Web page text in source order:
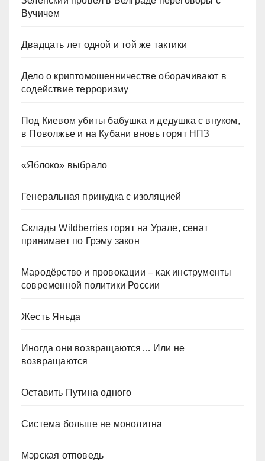
Вучичем
Двадцать лет одной и той же тактики
Дело о криптомошенничестве оборачивают в
содействие терроризму
Под Киевом убиты бабушка и дедушка с внуком,
в Поволжье и на Кубани вновь горят НПЗ
«Яблоко» выбрало
Генеральная принудка с изоляцией
Склады Wildberries горят на Урале, сенат
принимает по Грэму закон
Мародёрство и провокации – как инструменты
современной политики России
Жесть Яньда
Иногда они возвращаются… Или не
возвращаются
Оставить Путина одного
Система больше не монолитна
Мэрская отповедь